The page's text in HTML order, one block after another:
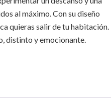
al máximo. Con su diseño
quieras salir de tu habitación.
distinto y emocionante.